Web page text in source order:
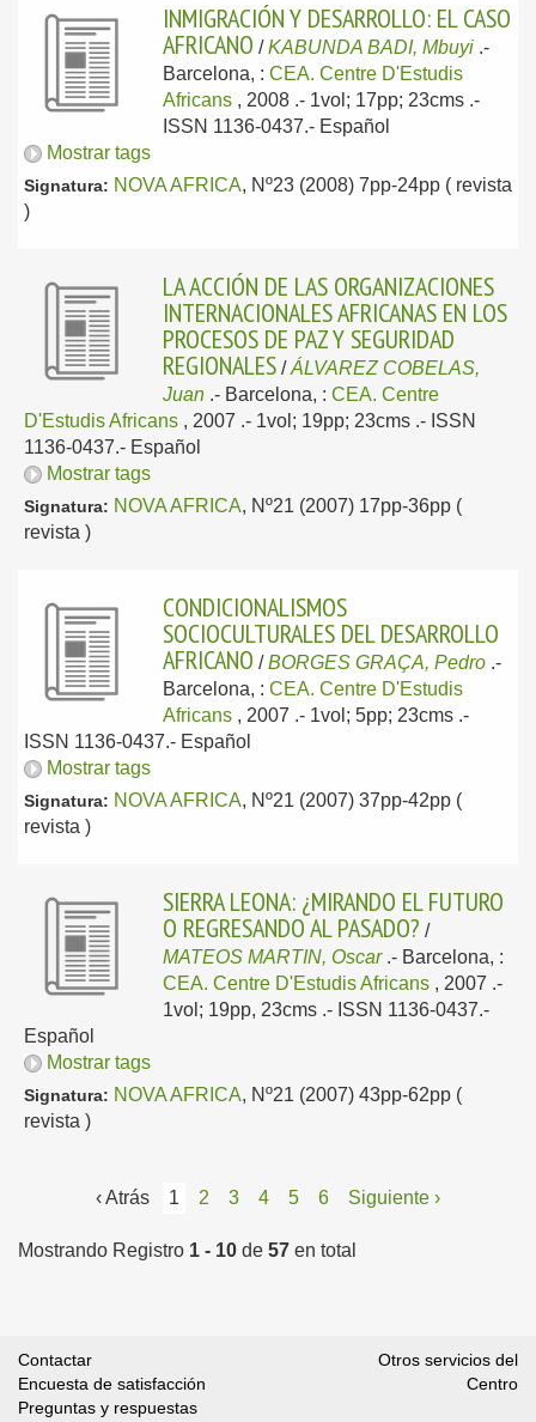
INMIGRACIÓN Y DESARROLLO: EL CASO
AFRICANO /KABUNDA BADI, Mbuyi .-
Barcelona, : CEA. Centre D'Estudis
Africans , 2008 .- 1vol; 17pp; 23cms .-
ISSN 1136-0437.- Español
Mostrar tags
Signatura: NOVA AFRICA, Nº23 (2008) 7pp-24pp ( revista
)
LA ACCIÓN DE LAS ORGANIZACIONES
INTERNACIONALES AFRICANAS EN LOS
PROCESOS DE PAZ Y SEGURIDAD
REGIONALES /ÁLVAREZ COBELAS,
Juan .- Barcelona, : CEA. Centre
D'Estudis Africans , 2007 .- 1vol; 19pp; 23cms .- ISSN
1136-0437.- Español
Mostrar tags
Signatura: NOVA AFRICA, Nº21 (2007) 17pp-36pp (
revista )
CONDICIONALISMOS
SOCIOCULTURALES DEL DESARROLLO
AFRICANO /BORGES GRAÇA, Pedro .-
Barcelona, : CEA. Centre D'Estudis
Africans , 2007 .- 1vol; 5pp; 23cms .-
ISSN 1136-0437.- Español
Mostrar tags
Signatura: NOVA AFRICA, Nº21 (2007) 37pp-42pp (
revista )
SIERRA LEONA: ¿MIRANDO EL FUTURO
O REGRESANDO AL PASADO? /
MATEOS MARTIN, Oscar .- Barcelona, :
CEA. Centre D'Estudis Africans , 2007 .-
1vol; 19pp, 23cms .- ISSN 1136-0437.-
Español
Mostrar tags
Signatura: NOVA AFRICA, Nº21 (2007) 43pp-62pp (
revista )
‹ Atrás 1 2 3 4 5 6 Siguiente ›
Mostrando Registro 1 - 10 de 57 en total
Contactar
Encuesta de satisfacción
Preguntas y respuestas
Otros servicios del
Centro